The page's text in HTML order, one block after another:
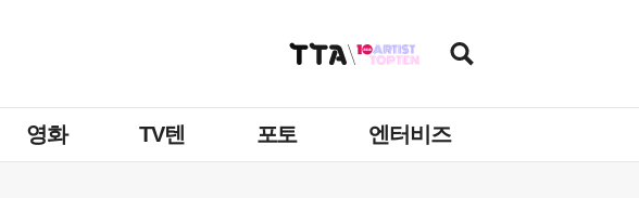
영화 TV텐 포토 엔터비즈